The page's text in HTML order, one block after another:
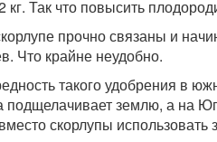
кг. Так что повысить
прочно связаны и
Что крайне неудобно.
такого удобрения в
подщелачивает землю, а на
скорлупы